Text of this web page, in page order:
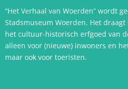
“Het Verhaal van Woerden” wordt
Stadsmuseum Woerden. Het
het cultuur-historisch erfgoed van
alleen voor (nieuwe) inwoners en
maar ook voor toeristen.